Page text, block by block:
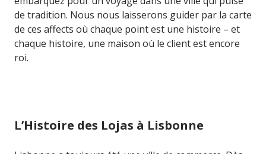
de tradition. Nous nous laisserons guider par la carte
de ces affects où chaque point est une histoire – et
chaque histoire, une maison où le client est encore
roi.
L’Histoire des Lojas à Lisbonne